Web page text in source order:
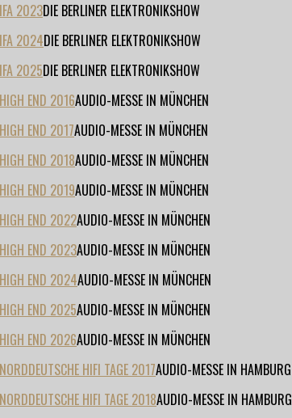
IFA 2023DIE BERLINER ELEKTRONIKSHOW
IFA 2024DIE BERLINER ELEKTRONIKSHOW
IFA 2025DIE BERLINER ELEKTRONIKSHOW
HIGH END 2016AUDIO-MESSE IN MÜNCHEN
HIGH END 2017AUDIO-MESSE IN MÜNCHEN
HIGH END 2018AUDIO-MESSE IN MÜNCHEN
HIGH END 2019AUDIO-MESSE IN MÜNCHEN
HIGH END 2022AUDIO-MESSE IN MÜNCHEN
HIGH END 2023AUDIO-MESSE IN MÜNCHEN
HIGH END 2024AUDIO-MESSE IN MÜNCHEN
HIGH END 2025AUDIO-MESSE IN MÜNCHEN
HIGH END 2026AUDIO-MESSE IN MÜNCHEN
NORDDEUTSCHE HIFI TAGE 2017AUDIO-MESSE IN HAMBURG
NORDDEUTSCHE HIFI TAGE 2018AUDIO-MESSE IN HAMBURG